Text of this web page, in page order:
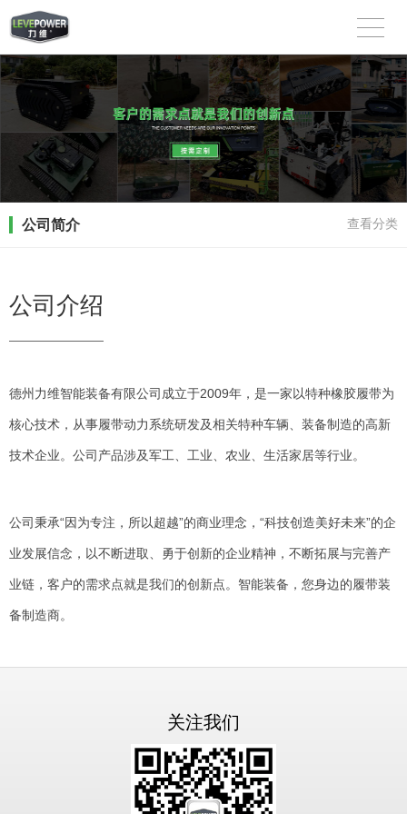
公司简介 查看分类
公司介绍
德州力维智能装备有限公司成立于2009年，是一家以特种橡胶履带为
核心技术，从事履带动力系统研发及相关特种车辆、装备制造的高新
技术企业。公司产品涉及军工、工业、农业、生活家居等行业。
公司秉承“因为专注，所以超越”的商业理念，“科技创造美好未来”的企
业发展信念，以不断进取、勇于创新的企业精神，不断拓展与完善产
业链，客户的需求点就是我们的创新点。智能装备，您身边的履带装
备制造商。
关注我们